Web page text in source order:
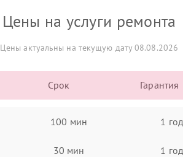
Цены на услуги ремонта
Цены актуальны на текущую дату 08.08.2026
Срок Гарантия
100 мин 1 год
30 мин 1 год